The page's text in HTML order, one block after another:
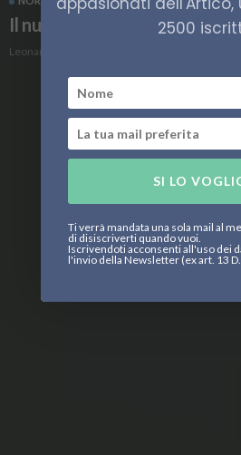
Il nuovo Libro Bianco
Leonardo Parigi
2500
SI LO
Ti verrà mandata una sola mail al
di disiscriverti quando vuoi.
Iscrivendoti acconsenti all'uso dei
l'invio della Newsletter (ex art. 13